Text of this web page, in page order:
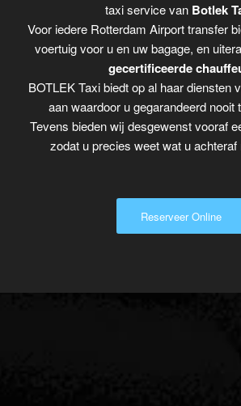
taxi service van Botlek
Voor iedere Rotterdam Airport transfer
voertuig voor u en uw bagage, en
gecertificeerde
BOTLEK Taxi biedt op al haar diensten
aan waardoor u gegarandeerd nooit
Tevens bieden wij desgewenst vooraf
zodat u precies weet wat u achteraf
Reserveer Online